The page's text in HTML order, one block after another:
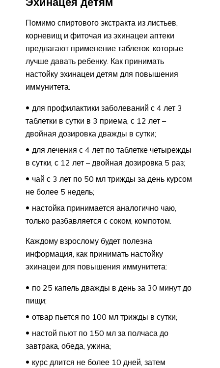
Помимо спиртового экстракта из листьев,
корневищ и фиточая из эхинацеи аптеки
предлагают применение таблеток, которые
лучше давать ребенку. Как принимать
настойку эхинацеи детям для повышения
иммунитета:
для профилактики заболеваний с 4 лет 3
таблетки в сутки в 3 приема, с 12 лет –
двойная дозировка дважды в сутки;
для лечения с 4 лет по таблетке четырежды
в сутки, с 12 лет – двойная дозировка 5 раз;
чай с 3 лет по 50 мл трижды за день курсом
не более 5 недель;
настойка принимается аналогично чаю,
только разбавляется с соком, компотом.
Каждому взрослому будет полезна
информация, как принимать настойку
эхинацеи для повышения иммунитета:
по 25 капель дважды в день за 30 минут до
пищи;
отвар пьется по 100 мл трижды в сутки;
настой пьют по 150 мл за полчаса до
завтрака, обеда, ужина;
курс длится не более 10 дней, затем